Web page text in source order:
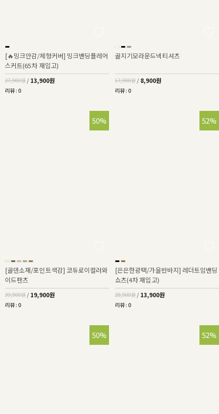
[🔥밍크안감/체형커버] 밍크밴딩플레어
스커트(65차 재입고)
27,900원 / 13,900원
리뷰 : 0
골지기모라운드넥티셔츠
17,900원 / 8,900원
리뷰 : 0
50%
[골덴소재/포인트색감] 코듀로이컬러와
이드팬츠
39,900원 / 19,900원
리뷰 : 0
52%
[은은한광택/가을반바지] 레더트임밴딩
쇼츠(4차 재입고)
28,900원 / 13,900원
리뷰 : 0
50% 52%